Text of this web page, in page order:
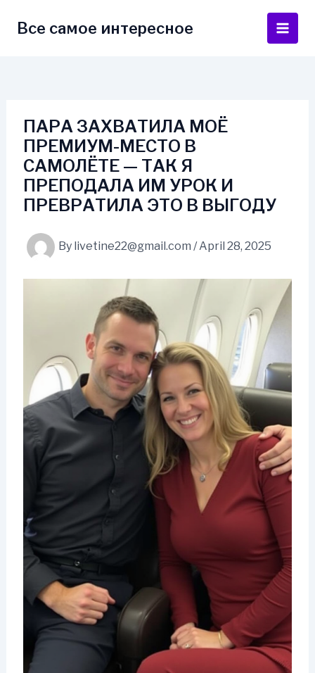
Все самое интересное
Main
ПАРА ЗАХВАТИЛА МОЁ
ПРЕМИУМ-МЕСТО В
САМОЛЁТЕ — ТАК Я
ПРЕПОДАЛА ИМ УРОК И
ПРЕВРАТИЛА ЭТО В ВЫГОДУ
By livetine22@gmail.com /April 28, 2025